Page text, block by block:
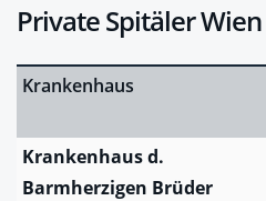
Private Spitäler Wien
Krankenhaus
Krankenhaus d.
Barmherzigen Brüder